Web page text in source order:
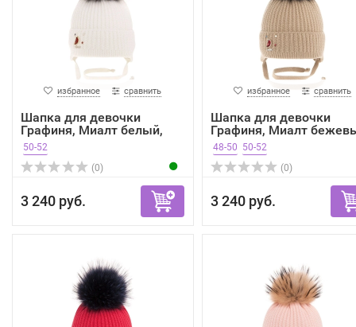
избранное сравнить
Шапка для девочки
Графиня, Миалт белый,
зима
50-52
(0)
3 240 руб.
избранное сравнить
Шапка для девочки
Графиня, Миалт
зима
48-50 50-52
(0)
3 240 руб.